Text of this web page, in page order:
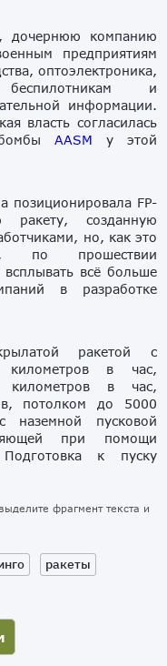
дочернюю компанию
предприятиям
оптоэлектроника,
беспилотникам и
информации.
власть согласилась
AASM у этой
позиционировала FP-
созданную
но, как это
по прошествии
всё больше
в разработке
ракетой с
километров в час,
километров в час,
потолком до 5000
наземной пусковой
при помощи
Подготовка к пуску
фрагмент текста и
ракеты